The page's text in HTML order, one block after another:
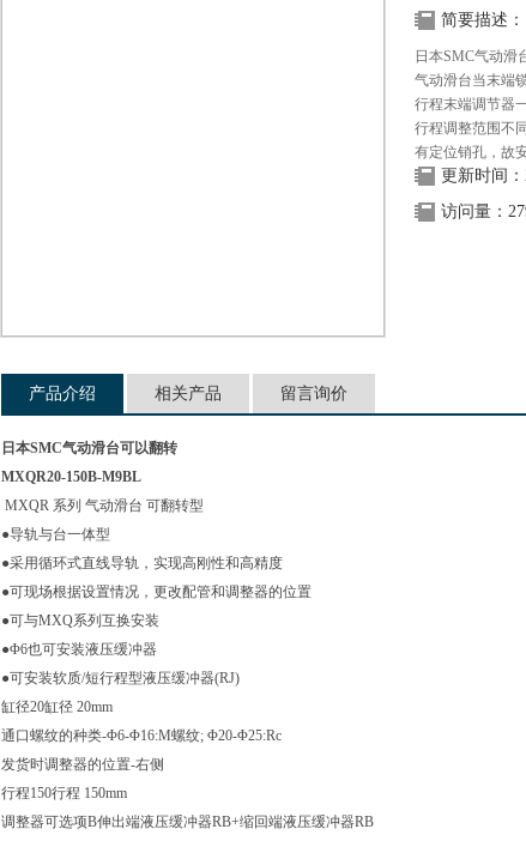
简要描述：
日本SMC气动滑
气动滑台当末端
行程末端调节器
行程调整范围不
有定位销孔，故
更新时间
访问量：
产品介绍 相关产品 留言询价
日本SMC气动滑台可以翻转
MXQR20-150B-M9BL
MXQR 系列 气动滑台 可翻转型
●导轨与台一体型
●采用循环式直线导轨，实现高刚性和高精度
●可现场根据设置情况，更改配管和调整器的位置
●可与MXQ系列互换安装
●Φ6也可安装液压缓冲器
●可安装软质/短行程型液压缓冲器(RJ)
缸径20缸径 20mm
通口螺纹的种类-Φ6-Φ16:M螺纹; Φ20-Φ25:Rc
发货时调整器的位置-右侧
行程150行程 150mm
调整器可选项B伸出端液压缓冲器RB+缩回端液压缓冲器RB